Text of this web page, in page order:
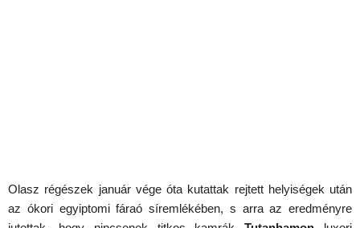
Olasz régészek január vége óta kutattak rejtett helyiségek után
az ókori egyiptomi fáraó síremlékében, s arra az eredményre